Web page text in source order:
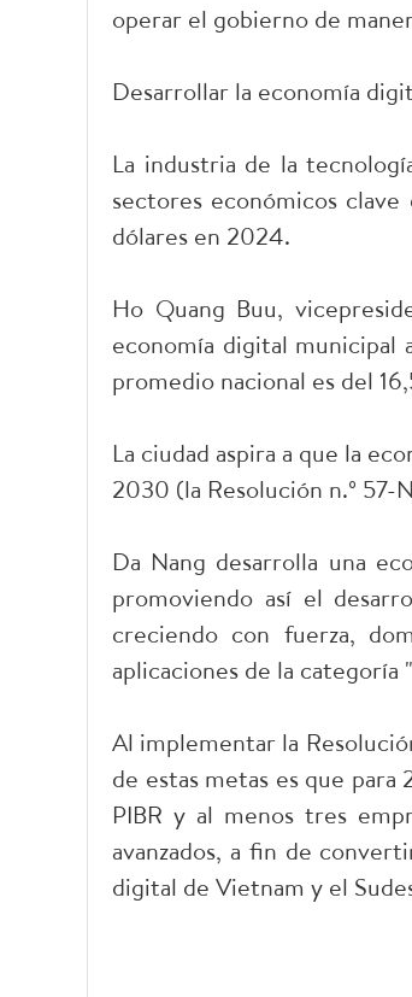
operar el gobierno de
Desarrollar la economía
La industria de la
sectores económicos
dólares en 2024.
Ho Quang Buu,
economía digital
promedio nacional es del
La ciudad aspira a que la
2030 (la Resolución n.º 57-
Da Nang desarrolla una
promoviendo así el
creciendo con fuerza,
aplicaciones de la categoría
Al implementar la
de estas metas es que para
PIBR y al menos tres
avanzados, a fin de
digital de Vietnam y el